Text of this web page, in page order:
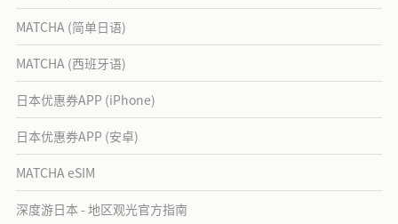
MATCHA (简单日语)
MATCHA (西班牙语)
日本优惠券APP (iPhone)
日本优惠券APP (安卓)
MATCHA eSIM
深度游日本 - 地区观光官方指南